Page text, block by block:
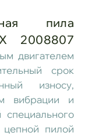
пила
2008807
двигателем
срок
износу,
вибрации и
пилой